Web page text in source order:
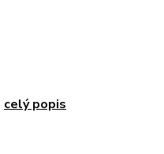
celý popis